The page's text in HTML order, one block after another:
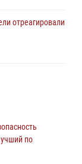
отреагировали
во время
по